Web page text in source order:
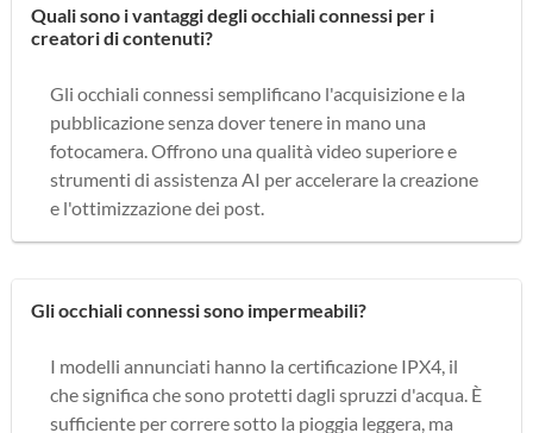
Quali sono i vantaggi degli occhiali connessi per i
creatori di contenuti?
Gli occhiali connessi semplificano l'acquisizione e la
pubblicazione senza dover tenere in mano una
fotocamera. Offrono una qualità video superiore e
strumenti di assistenza AI per accelerare la creazione
e l'ottimizzazione dei post.
Gli occhiali connessi sono impermeabili?
I modelli annunciati hanno la certificazione IPX4, il
che significa che sono protetti dagli spruzzi d'acqua. È
sufficiente per correre sotto la pioggia leggera, ma